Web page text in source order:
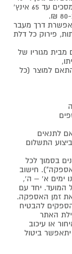
50 ₪ למוצר לבן, 60-80 ₪ למקרר/מקפיא, מסכים עד 65 אינץ'
דרך מעבר
פירוק כל דלת
העולה על 50 מטרים מבית מגוריו של
למוצר (כל
לתנאים
התשלום
בסמוך לכל
חישוב
ימים א' – ה',
המועד. יחד עם
זמן האספקה.
להבטיח
האתר
או עיכוב
ביטול